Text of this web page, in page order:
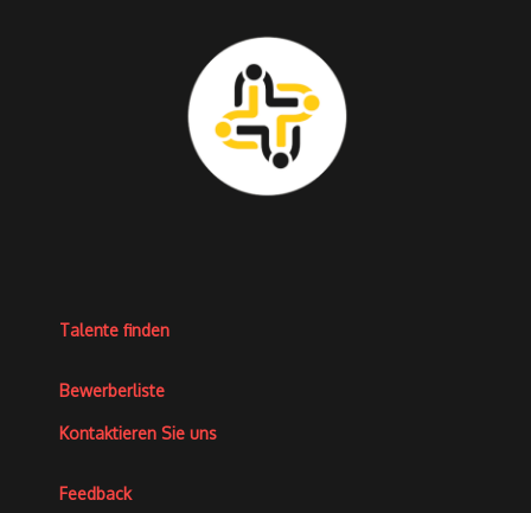
Talente finden
Bewerberliste
Kontaktieren Sie uns
Feedback